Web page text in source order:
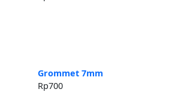
Grommet 7mm
Rp700